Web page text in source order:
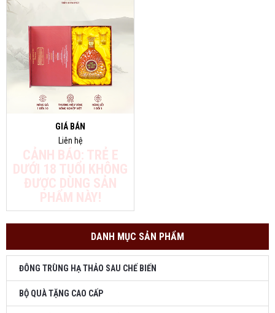
GIÁ BÁN
Liên hệ
CẢNH BÁO: TRẺ E
DƯỚI 18 TUỔI KHÔNG
ĐƯỢC DÙNG SẢN
PHẨM NÀY!
DANH MỤC SẢN PHẨM
ĐÔNG TRÙNG HẠ THẢO SAU CHẾ BIẾN
BỘ QUÀ TẶNG CAO CẤP